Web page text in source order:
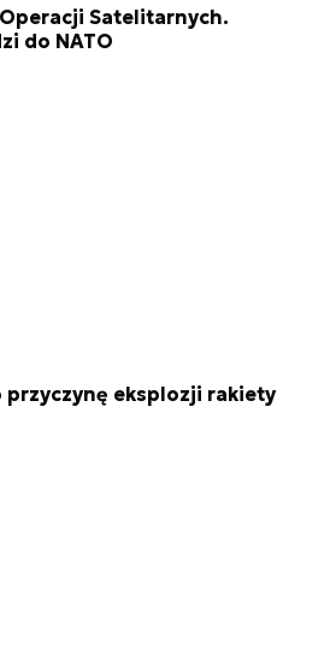
Satelitarnych.
do NATO
przyczynę eksplozji rakiety